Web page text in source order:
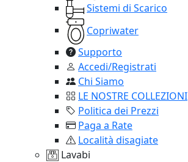
Sistemi di Scarico
Copriwater
Supporto
Accedi/Registrati
Chi Siamo
LE NOSTRE COLLEZIONI
Politica dei Prezzi
Paga a Rate
Località disagiate
Lavabi